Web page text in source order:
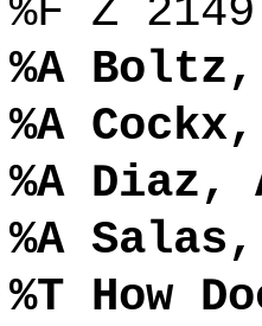
%F Z 2149
%A
%A
%A Diaz,
%A
%T How